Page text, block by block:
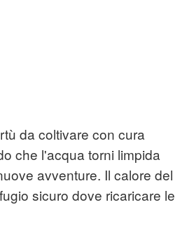
da coltivare con cura
che l'acqua torni limpida
avventure. Il calore del
sicuro dove ricaricare le